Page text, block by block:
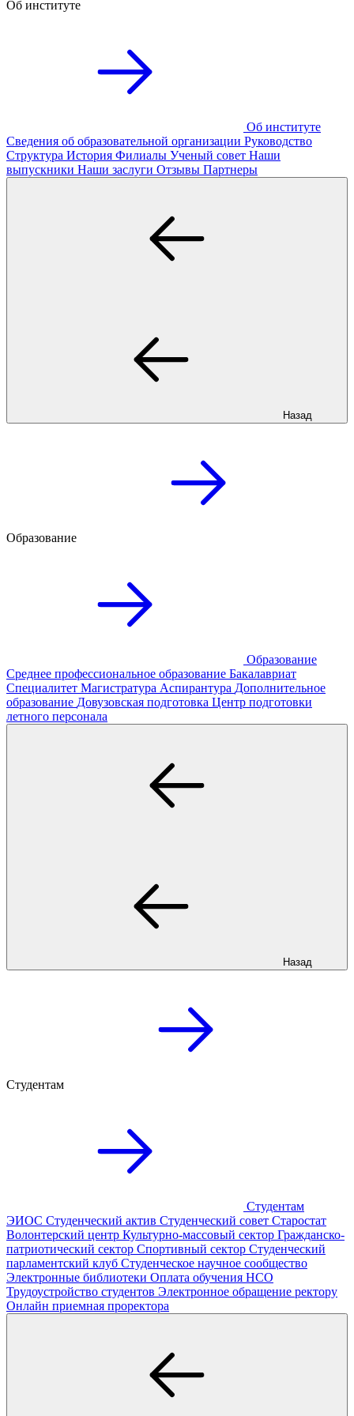
Об институте
Об институте
Сведения об образовательной организации Руководство
Структура История Филиалы Ученый совет Наши
выпускники Наши заслуги Отзывы Партнеры
Назад
Образование
Образование
Среднее профессиональное образование Бакалавриат
Специалитет Магистратура Аспирантура Дополнительное
образование Довузовская подготовка Центр подготовки
летного персонала
Назад
Студентам
Студентам
ЭИОС Студенческий актив Студенческий совет Старостат
Волонтерский центр Культурно-массовый сектор Гражданско-
патриотический сектор Спортивный сектор Студенческий
парламентский клуб Студенческое научное сообщество
Электронные библиотеки Оплата обучения НСО
Трудоустройство студентов Электронное обращение ректору
Онлайн приемная проректора